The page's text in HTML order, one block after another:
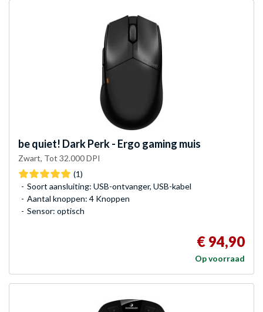
be quiet! Dark Perk - Ergo gaming muis
Zwart, Tot 32.000 DPI
(1)
Soort aansluiting: USB-ontvanger, USB-kabel
Aantal knoppen: 4 Knoppen
Sensor: optisch
€ 94,90
Op voorraad